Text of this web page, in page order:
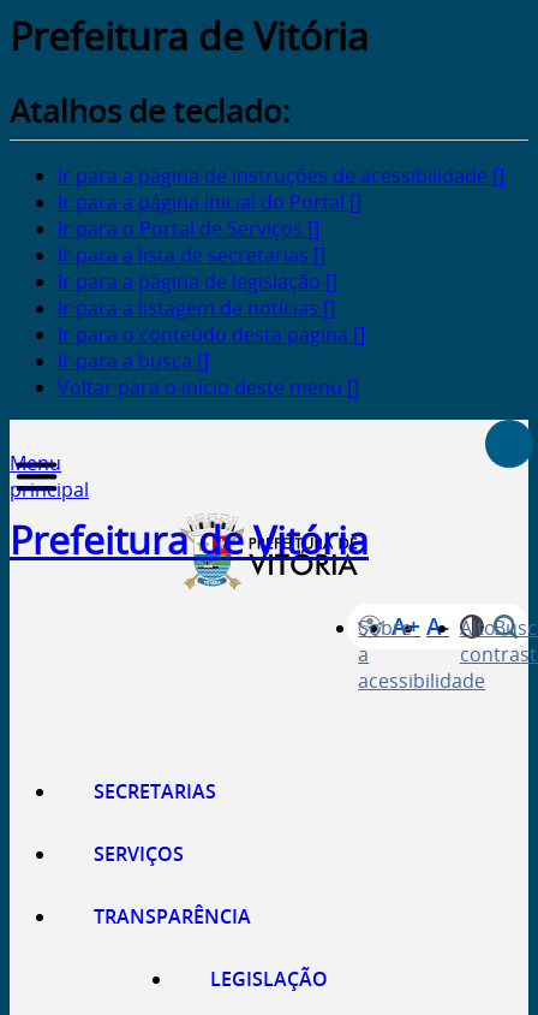
Prefeitura de Vitória
Atalhos de teclado:
Ir para a página de instruções de acessibilidade []
Ir para a página inicial do Portal []
Ir para o Portal de Serviços []
Ir para a lista de secretarias []
Ir para a página de legislação []
Ir para a listagem de notícias []
Ir para o conteúdo desta página []
Ir para a busca []
Voltar para o início deste menu []
Menu
principal
Prefeitura de Vitória
Sobre
a
acessibilidade
A+ A- Alto
SECRETARIAS
SERVIÇOS
TRANSPARÊNCIA
LEGISLAÇÃO